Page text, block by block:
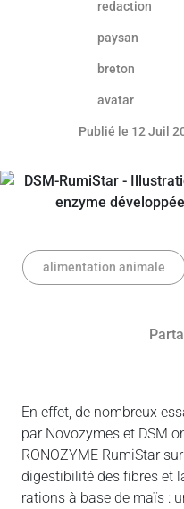
Publié le 12 Juil
alimentation animale
En effet, de nombreux
par Novozymes et DSM
RONOZYME RumiStarsur
digestibilité des fibres et
rations à base de maïs : u